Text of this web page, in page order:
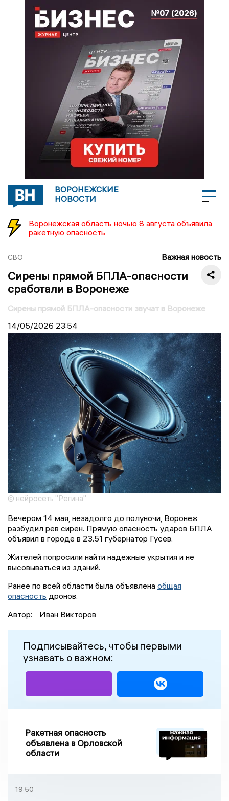
ВОРОНЕЖСКИЕ
НОВОСТИ
Воронежская область ночью 8 августа объявила
ракетную опасность
СВО Важная новость
Сирены прямой БПЛА-опасности
сработали в Воронеже
Сирены прямой БПЛА-опасности звучат в Воронеже
14/05/2026 23:54
© нейросеть "Регина"
Вечером 14 мая, незадолго до полуночи, Воронеж
разбудил рев сирен. Прямую опасность ударов БПЛА
объявил в городе в 23.51 губернатор Гусев.
Жителей попросили найти надежные укрытия и не
высовываться из зданий.
Ранее по всей области была объявлена общая
опасность дронов.
Автор:
Иван Викторов
Подписывайтесь, чтобы первыми
узнавать о важном:
Ракетная опасность
объявлена в Орловской
области
19:50